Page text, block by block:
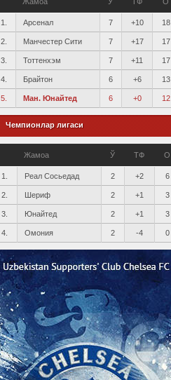
1. Арсенал 7 +10 18
2. Манчестер Сити 7 +17 17
3. Тоттенхэм 7 +11 17
4. Брайтон 6 +6 13
5. Ман. Юнайтед 6 +0 12
Чемпионлар лигаси
Жамоа Ў ТФ О
1. Реал Сосьедад 2 +2 6
2. Шериф 2 +1 3
3. Юнайтед 2 +1 3
4. Омония 2 -4 0